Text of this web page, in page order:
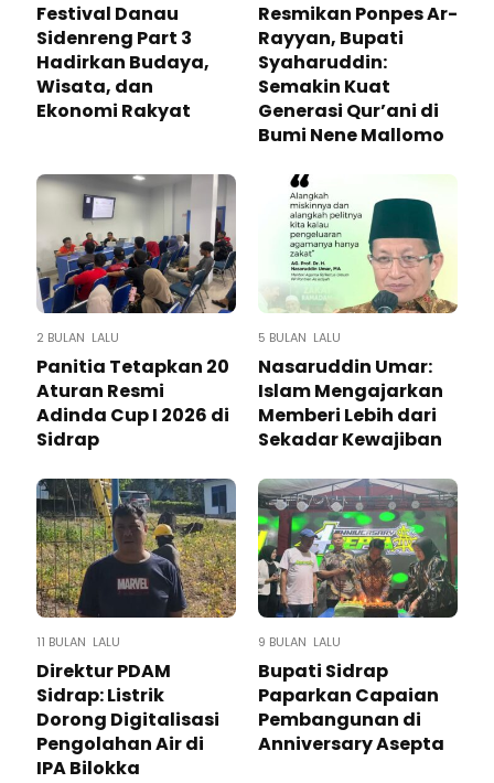
Festival Danau
Sidenreng Part 3
Hadirkan Budaya,
Wisata, dan
Ekonomi Rakyat
Resmikan Ponpes Ar-
Rayyan, Bupati
Syaharuddin:
Semakin Kuat
Generasi Qur’ani di
Bumi Nene Mallomo
2 BULAN LALU
Panitia Tetapkan 20
Aturan Resmi
Adinda Cup I 2026 di
Sidrap
5 BULAN LALU
Nasaruddin Umar:
Islam Mengajarkan
Memberi Lebih dari
Sekadar Kewajiban
11 BULAN LALU
Direktur PDAM
Sidrap: Listrik
Dorong Digitalisasi
Pengolahan Air di
IPA Bilokka
9 BULAN LALU
Bupati Sidrap
Paparkan Capaian
Pembangunan di
Anniversary Asepta